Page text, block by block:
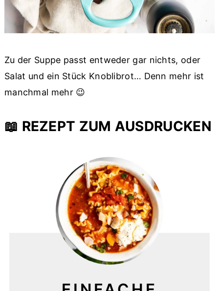
Zu der Suppe passt entweder gar nichts, oder
Salat und ein Stück Knoblibrot… Denn mehr ist
manchmal mehr 😉
📖 REZEPT ZUM AUSDRUCKEN